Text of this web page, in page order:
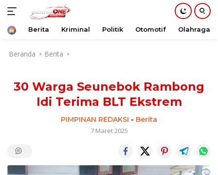
Beranda
Berita Kriminal Politik Otomotif Olahraga
Beranda Berita
30 Warga Seunebok Rambong
Idi Terima BLT Ekstrem
PIMPINAN REDAKSI - Berita
7 Maret 2025